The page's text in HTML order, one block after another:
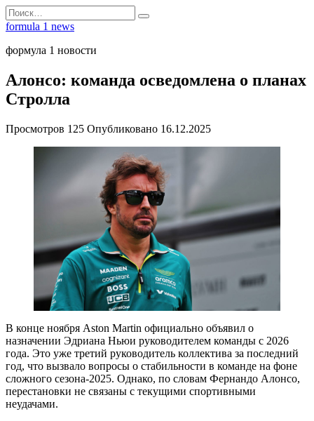
Перейти
к
Search
for:
formula 1 news
формула 1 новости
Алонсо: команда осведомлена о планах
Стролла
Просмотров 125 Опубликовано 16.12.2025
В конце ноября Aston Martin официально объявил о
назначении Эдриана Ньюи руководителем команды с 2026
года. Это уже третий руководитель коллектива за последний
год, что вызвало вопросы о стабильности в команде на фоне
сложного сезона-2025. Однако, по словам Фернандо Алонсо,
перестановки не связаны с текущими спортивными
неудачами.